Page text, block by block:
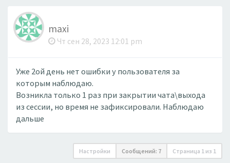
maxi
Чт сен 28, 2023 12:01 pm
Уже 2ой день нет ошибки у пользователя за
которым наблюдаю.
Возникла только 1 раз при закрытии чата\выхода
из сессии, но время не зафиксировали. Наблюдаю
дальше
Настройки Сообщений: 7 Страница 1 из 1